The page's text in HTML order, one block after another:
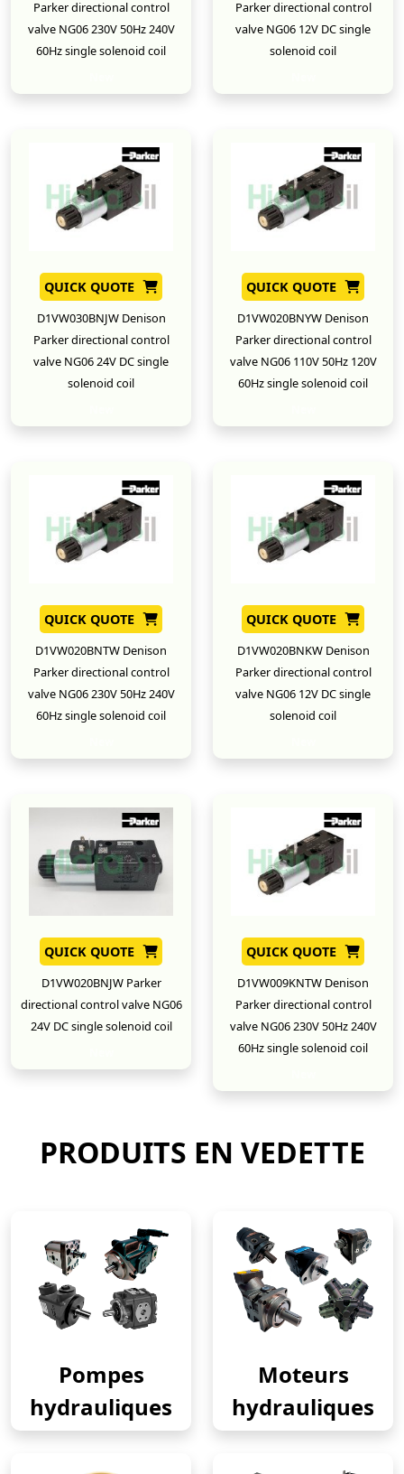
Parker directional control
valve NG06 230V 50Hz 240V
60Hz single solenoid coil
Parker directional control
valve NG06 12V DC single
solenoid coil
QUICK QUOTE
D1VW030BNJW Denison
Parker directional control
valve NG06 24V DC single
solenoid coil
QUICK QUOTE
D1VW020BNYW Denison
Parker directional control
valve NG06 110V 50Hz 120V
60Hz single solenoid coil
QUICK QUOTE
D1VW020BNTW Denison
Parker directional control
valve NG06 230V 50Hz 240V
60Hz single solenoid coil
QUICK QUOTE
D1VW020BNKW Denison
Parker directional control
valve NG06 12V DC single
solenoid coil
QUICK QUOTE
D1VW020BNJW Parker
directional control valve NG06
24V DC single solenoid coil
QUICK QUOTE
D1VW009KNTW Denison
Parker directional control
valve NG06 230V 50Hz 240V
60Hz single solenoid coil
PRODUITS EN VEDETTE
Pompes
hydrauliques
Moteurs
hydrauliques